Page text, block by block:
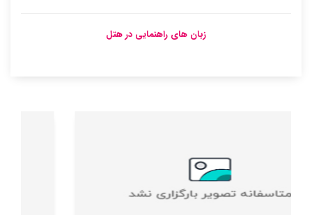
زبان های راهنمایی در هتل